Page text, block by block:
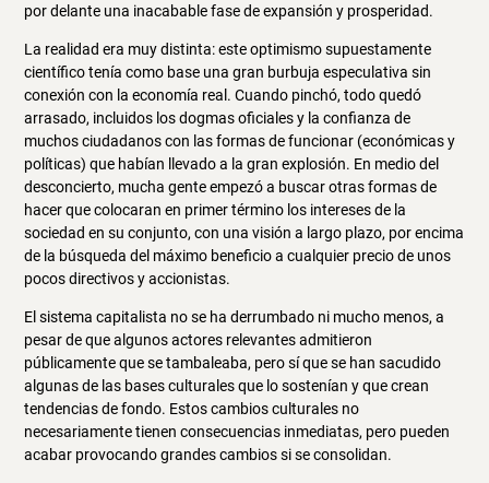
por delante una inacabable fase de expansión y prosperidad.
La realidad era muy distinta: este optimismo supuestamente
científico tenía como base una gran burbuja especulativa sin
conexión con la economía real. Cuando pinchó, todo quedó
arrasado, incluidos los dogmas oficiales y la confianza de
muchos ciudadanos con las formas de funcionar (económicas y
políticas) que habían llevado a la gran explosión. En medio del
desconcierto, mucha gente empezó a buscar otras formas de
hacer que colocaran en primer término los intereses de la
sociedad en su conjunto, con una visión a largo plazo, por encima
de la búsqueda del máximo beneficio a cualquier precio de unos
pocos directivos y accionistas.
El sistema capitalista no se ha derrumbado ni mucho menos, a
pesar de que algunos actores relevantes admitieron
públicamente que se tambaleaba, pero sí que se han sacudido
algunas de las bases culturales que lo sostenían y que crean
tendencias de fondo. Estos cambios culturales no
necesariamente tienen consecuencias inmediatas, pero pueden
acabar provocando grandes cambios si se consolidan.